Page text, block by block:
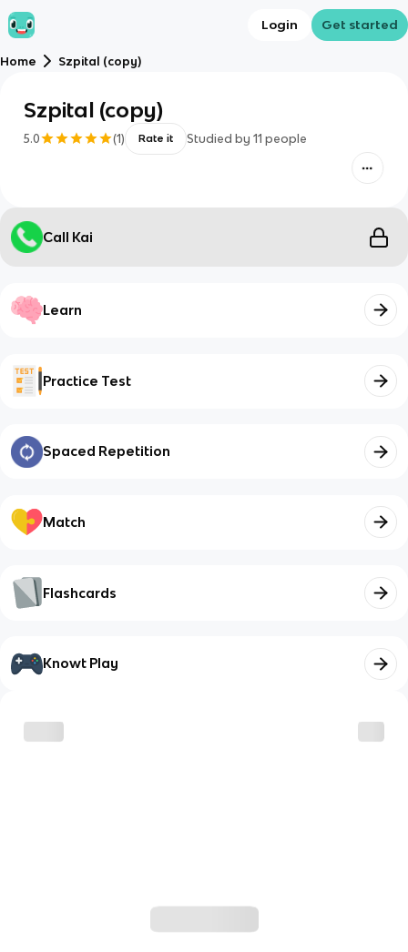
Login Get started
Home Szpital (copy)
Szpital (copy)
5.0 (1) Rate it Studied by 11 people
Call Kai
Learn
Practice Test
Spaced Repetition
Match
Flashcards
Knowt Play